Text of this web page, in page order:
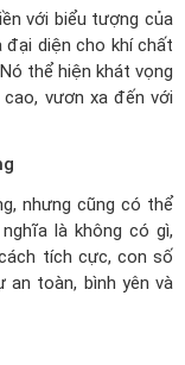
với biểu tượng của
đại diện cho khí chất
thể hiện khát vọng
vươn xa đến với
nhưng cũng có thể
là không có gì,
tích cực, con số
an toàn, bình yên và